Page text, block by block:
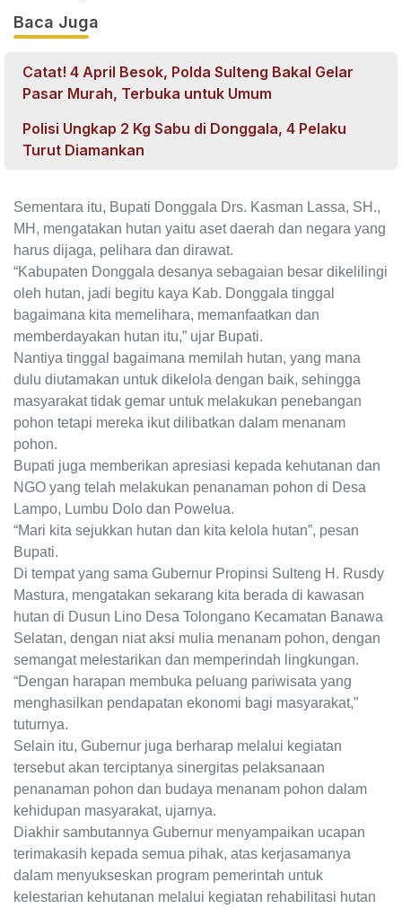
Baca Juga
Catat! 4 April Besok, Polda Sulteng Bakal Gelar
Pasar Murah, Terbuka untuk Umum
Polisi Ungkap 2 Kg Sabu di Donggala, 4 Pelaku
Turut Diamankan
Sementara itu, Bupati Donggala Drs. Kasman Lassa, SH.,
MH, mengatakan hutan yaitu aset daerah dan negara yang
harus dijaga, pelihara dan dirawat.
“Kabupaten Donggala desanya sebagaian besar dikelilingi
oleh hutan, jadi begitu kaya Kab. Donggala tinggal
bagaimana kita memelihara, memanfaatkan dan
memberdayakan hutan itu,” ujar Bupati.
Nantiya tinggal bagaimana memilah hutan, yang mana
dulu diutamakan untuk dikelola dengan baik, sehingga
masyarakat tidak gemar untuk melakukan penebangan
pohon tetapi mereka ikut dilibatkan dalam menanam
pohon.
Bupati juga memberikan apresiasi kepada kehutanan dan
NGO yang telah melakukan penanaman pohon di Desa
Lampo, Lumbu Dolo dan Powelua.
“Mari kita sejukkan hutan dan kita kelola hutan”, pesan
Bupati.
Di tempat yang sama Gubernur Propinsi Sulteng H. Rusdy
Mastura, mengatakan sekarang kita berada di kawasan
hutan di Dusun Lino Desa Tolongano Kecamatan Banawa
Selatan, dengan niat aksi mulia menanam pohon, dengan
semangat melestarikan dan memperindah lingkungan.
“Dengan harapan membuka peluang pariwisata yang
menghasilkan pendapatan ekonomi bagi masyarakat,”
tuturnya.
Selain itu, Gubernur juga berharap melalui kegiatan
tersebut akan terciptanya sinergitas pelaksanaan
penanaman pohon dan budaya menanam pohon dalam
kehidupan masyarakat, ujarnya.
Diakhir sambutannya Gubernur menyampaikan ucapan
terimakasih kepada semua pihak, atas kerjasamanya
dalam menyukseskan program pemerintah untuk
kelestarian kehutanan melalui kegiatan rehabilitasi hutan